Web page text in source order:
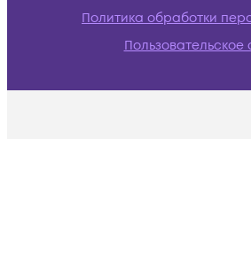
Политика обработки